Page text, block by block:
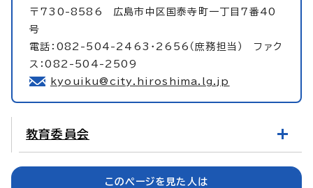
〒730-8586 広島市中区国泰寺町一丁目7番40
号
電話：082-504-2463・2656（庶務担当） ファク
ス：082-504-2509
kyouiku@city.hiroshima.lg.jp
教育委員会
このページを見た人は